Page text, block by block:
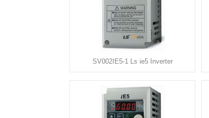
SV002IE5-1 Ls ie5 Inverter